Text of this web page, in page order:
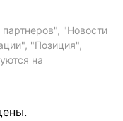
"Новости
"Позиция",
на